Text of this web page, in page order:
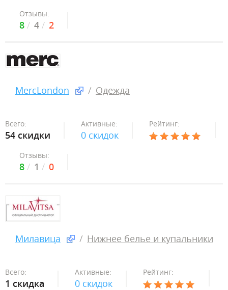
Отзывы:
8 4 2
MercLondon Одежда
Всего:
54 скидки
Активные:
0 скидок
Рейтинг:
Отзывы:
8 1 0
Милавица Нижнее белье и купальники
Всего:
1 скидка
Активные:
0 скидок
Рейтинг: